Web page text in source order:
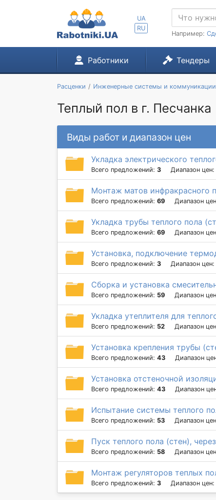
UA
RU
Например:
Работники Тендеры
Расценки Инженерные системы и коммуникации
Теплый пол в г. Песчанка
Виды работ и диапазон цен
Укладка электрического
Всего предложений: 3 Диапазон цен:
Монтаж матов инфракрасного
Всего предложений: 69 Диапазон
Укладка трубы теплого пола
Всего предложений: 69 Диапазон
Установка, подключение
Всего предложений: 3 Диапазон цен:
Сборка и установка
Всего предложений: 59 Диапазон
Укладка утеплителя для
Всего предложений: 52 Диапазон
Установка крепления трубы
Всего предложений: 43 Диапазон
Установка отстеночной
Всего предложений: 43 Диапазон
Испытание системы теплого
Всего предложений: 53 Диапазон
Пуск теплого пола (стен),
Всего предложений: 58 Диапазон
Монтаж регуляторов теплых
Всего предложений: 3 Диапазон цен: